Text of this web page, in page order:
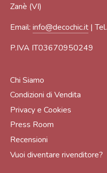
Zanè (VI)
Email: info@decochic.it | Tel.
P.IVA IT03670950249
Chi Siamo
Condizioni di Vendita
Privacy e Cookies
Press Room
Recensioni
Vuoi diventare rivenditore?